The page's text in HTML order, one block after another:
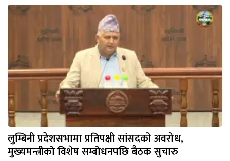
लुम्बिनी प्रदेशसभामा प्रतिपक्षी सांसदको अवरोध,
मुख्यमन्त्रीको विशेष सम्बोधनपछि बैठक सुचारु